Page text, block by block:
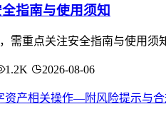
指南与使用须知
需重点关注安全指南与使用
1.2K 2026-08-06